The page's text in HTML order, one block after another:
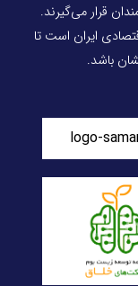
قرار می‌گیرند.
ایران است تا
باشد.